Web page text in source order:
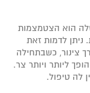
הוא הצטמצמות
ניתן לדמות זאת
צינור, כשבתחילה
ליותר ויותר צר.
לה טיפול.